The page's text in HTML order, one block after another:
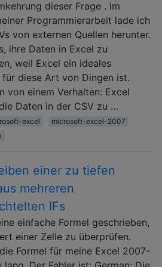
dieser Frage . Im
Programmierarbeit lade ich
von externen Quellen herunter.
ihre Daten in Excel zu
weil Excel ein ideales
für diese Art von Dingen ist.
von einem Verhalten: Excel
Daten in der CSV zu …
excel
microsoft-excel-2007
einer zu tiefen
mehreren
IFs
einfache Formel geschrieben,
einer Zelle zu überprüfen.
Formel für meine Excel 2007-